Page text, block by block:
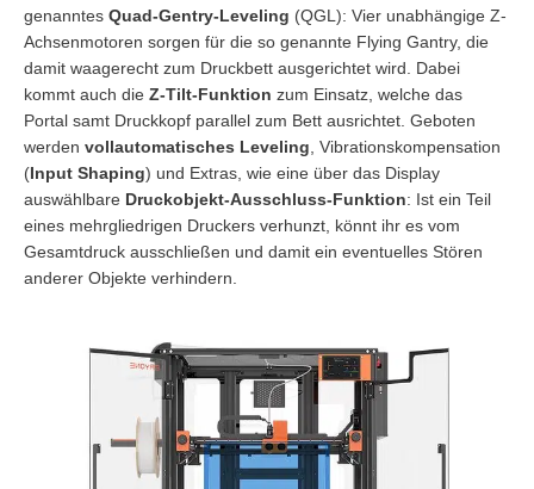
genanntes Quad-Gentry-Leveling (QGL): Vier unabhängige Z-
Achsenmotoren sorgen für die so genannte Flying Gantry, die
damit waagerecht zum Druckbett ausgerichtet wird. Dabei
kommt auch die Z-Tilt-Funktion zum Einsatz, welche das
Portal samt Druckkopf parallel zum Bett ausrichtet. Geboten
werden vollautomatisches Leveling , Vibrationskompensation
(Input Shaping) und Extras, wie eine über das Display
auswählbare Druckobjekt-Ausschluss-Funktion: Ist ein Teil
eines mehrgliedrigen Druckers verhunzt, könnt ihr es vom
Gesamtdruck ausschließen und damit ein eventuelles Stören
anderer Objekte verhindern.